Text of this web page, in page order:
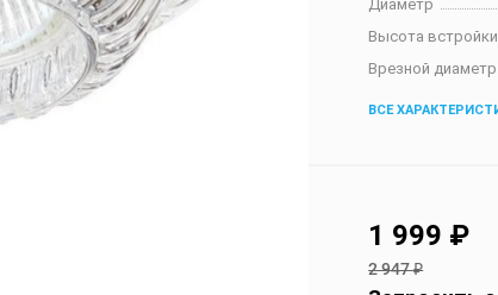
Диаметр
Высота встройки
Врезной диаметр
ВСЕ
1 999 ₽
2 947₽